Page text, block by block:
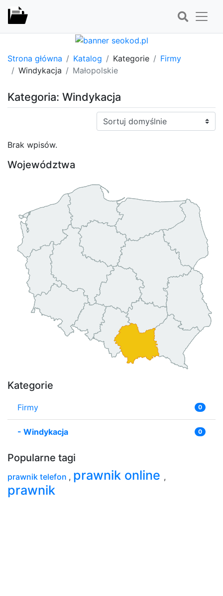
Strona główna Katalog Kategorie
Firmy
Windykacja
Małopolskie
Kategoria: Windykacja
Sortuj:
Brak wpisów.
Województwa
Kategorie
Firmy 0
- Windykacja 0
Popularne tagi
prawnik telefon , prawnik online ,
prawnik